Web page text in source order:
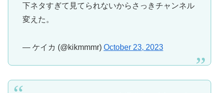
下ネタすぎて見てられないからさっきチャンネル
変えた。
— ケイカ (@kikmmmr) October 23, 2023